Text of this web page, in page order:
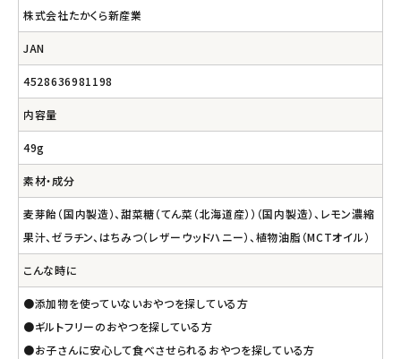
株式会社たかくら新産業
JAN
4528636981198
内容量
49g
素材・成分
麦芽飴（国内製造）、甜菜糖（てん菜（北海道産））（国内製造）、レモン濃縮
果汁、ゼラチン、はちみつ（レザーウッドハニー）、植物油脂（MCTオイル）
こんな時に
●添加物を使っていないおやつを探している方
●ギルトフリーのおやつを探している方
●お子さんに安心して食べさせられるおやつを探している方